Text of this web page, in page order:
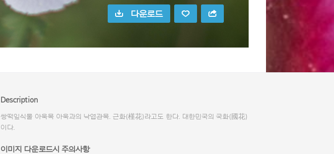
다운로드
Description
쌍떡잎식물 아욱목 아욱과의 낙엽관목. 근화(槿花)라고도 한다. 대한민국의 국화(國花)
이다.
이미지 다운로드시 주의사항